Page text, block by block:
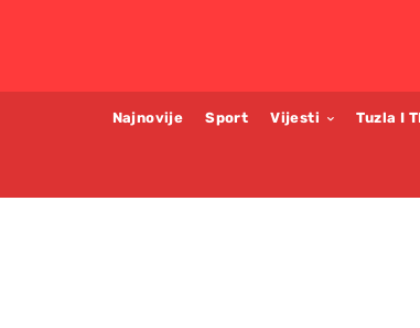
Najnovije Sport Vijesti Tuzla I